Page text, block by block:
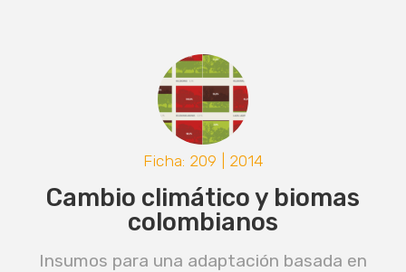
Ficha: 209 | 2014
Cambio climático y biomas
colombianos
Insumos para una adaptación basada en